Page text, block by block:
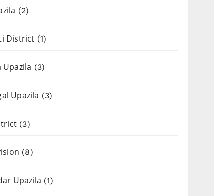
(2)
District (1)
(3)
Upazila (3)
(3)
(8)
Upazila (1)